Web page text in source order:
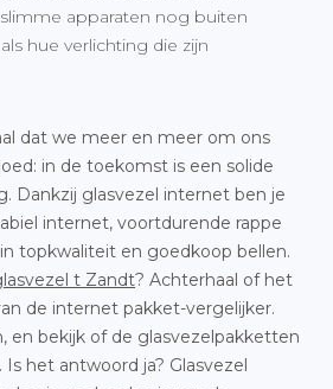
apparaten nog buiten
hue verlichting die zijn
dat we meer en meer om ons
in de toekomst is een solide
Dankzij glasvezel internet ben je
internet, voortdurende rappe
topkwaliteit en goedkoop bellen.
t Zandt? Achterhaal of het
de internet pakket-vergelijker.
en bekijk of de glasvezelpakketten
Is het antwoord ja? Glasvezel